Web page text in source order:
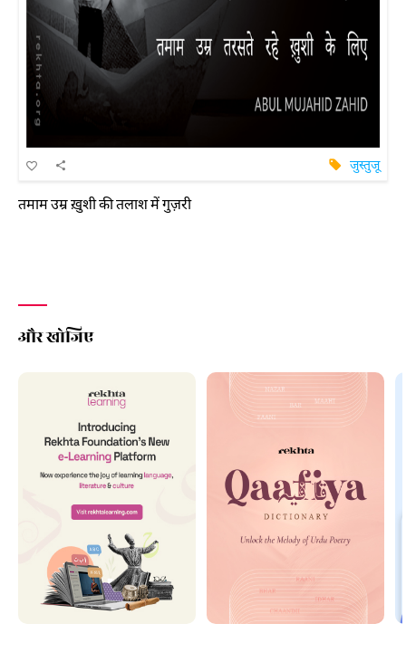
जुस्तुजू
तमाम उम्र ख़ुशी की तलाश में गुज़री
और खोजिए